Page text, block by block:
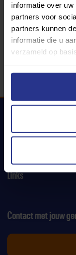
informatie over
partners voor
partners kunnen
informatie die u
verzameld op
Partners:
Uniek Sporten
Links
Contact met jouw